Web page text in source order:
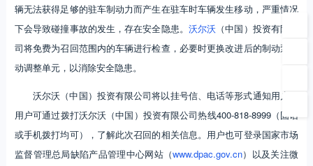
辆无法获得足够的驻车制动力而产生在驻车时车辆发生移动，严重情况
下会导致碰撞事故的发生，存在安全隐患。 沃尔沃 （中国）投资有限公
司将免费为召回范围内的车辆进行检查，必要时更换改进后的制动泵自
动调整单元，以消除安全隐患。
沃尔沃（中国）投资有限公司将以挂号信、电话等形式通知用户。
用户可通过拨打沃尔沃（中国）投资有限公司热线400-818-8999（固话
或手机拨打均可），了解此次召回的相关信息。用户也可登录国家市场
监督管理总局缺陷产品管理中心网站（www.dpac.gov.cn）以及关注微